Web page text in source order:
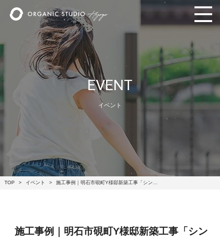
EVENT
イベント
TOP イベント 施工事例｜明石市硯町Y様邸新築工事「シン…
施工事例｜明石市硯町Y様邸新築工事「シン